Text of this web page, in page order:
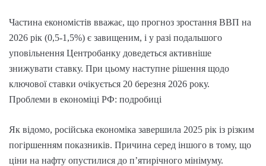
Частина економістів вважає, що прогноз зростання ВВП на
2026 рік (0,5-1,5%) є завищеним, і у разі подальшого
уповільнення Центробанку доведеться активніше
знижувати ставку. При цьому наступне рішення щодо
ключової ставки очікується 20 березня 2026 року.
Проблеми в економіці РФ: подробиці
Як відомо, російська економіка завершила 2025 рік із різким
погіршенням показників. Причина серед іншого в тому, що
ціни на нафту опустилися до п’ятирічного мінімуму.